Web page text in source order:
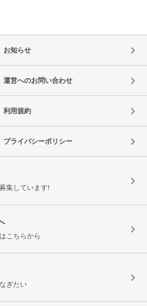
お知らせ
運営へのお問い合わせ
利用規約
プライバシーポリシー
集しています!
こちらから
ぎたい